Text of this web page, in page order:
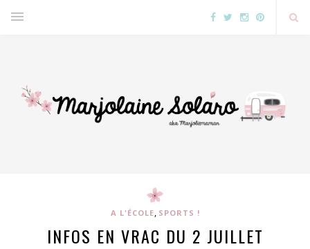
A L'ÉCOLE, SPORTS !
INFOS EN VRAC DU 2 JUILLET